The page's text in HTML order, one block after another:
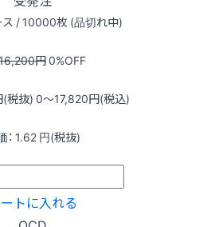
ス / 10000枚 (品切れ中)
円0%OFF
(税抜)0〜17,820円(税込)
： 1.62 円(税抜)
トに入れる